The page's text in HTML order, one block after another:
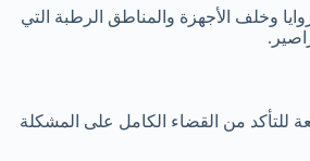
وخلف الأجهزة والمناطق الرطبة التي
للتأكد من القضاء الكامل على المشكلة